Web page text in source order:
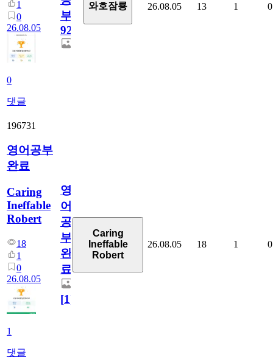
1
0
26.08.05
0
댓글
부
929
와호잠룡 26.08.05 13 1 0
196731
영어공부
완료
Caring
Ineffable
Robert
18
1
0
26.08.05
1
댓글
영
어
공
부
완
료
[1]
Caring
Ineffable
Robert
26.08.05 18 1 0